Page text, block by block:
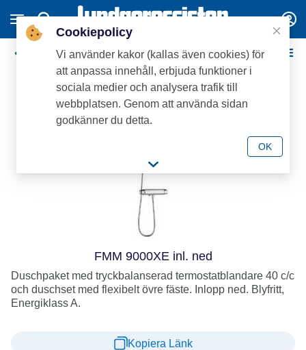
Duschpaket 40 c/c
FMM 9000XE inl. ned
Duschpaket med tryckbalanserad termostatblandare 40 c/c
och duschset med flexibelt övre fäste. Inlopp ned. Blyfritt,
Energiklass A.
Kopiera Länk
Cookiepolicy
Vi använder kakor (kallas även cookies) för
att anpassa innehåll, erbjuda funktioner i
sociala medier och analysera trafik till
webbplatsen. Genom att använda sidan
godkänner du detta.
OK